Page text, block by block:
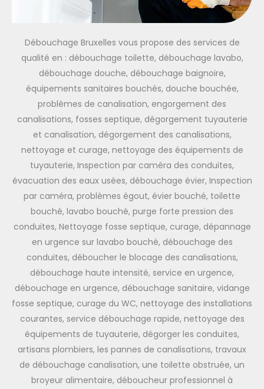
Débouchage Bruxelles vous propose des services de
qualité en : débouchage toilette, débouchage lavabo,
débouchage douche, débouchage baignoire,
équipements sanitaires bouchés, douche bouchée,
problèmes de canalisation, engorgement des
canalisations, fosses septique, dégorgement tuyauterie
et canalisation, dégorgement des canalisations,
nettoyage et curage, nettoyage des équipements de
tuyauterie, Inspection par caméra des conduites,
évacuation des eaux usées, débouchage évier, Inspection
par caméra, problèmes égout, évier bouché, toilette
bouché, lavabo bouché, purge forte pression des
conduites, Nettoyage fosse septique, curage, dépannage
en urgence sur lavabo bouché, débouchage des
conduites, déboucher le blocage des canalisations,
débouchage haute intensité, service en urgence,
débouchage en urgence, débouchage sanitaire, vidange
fosse septique, curage du WC, nettoyage des installations
courantes, service débouchage rapide, nettoyage des
équipements de tuyauterie, dégorger les conduites,
artisans plombiers, les pannes de canalisations, travaux
de débouchage canalisation, une toilette obstruée, un
broyeur alimentaire, déboucheur professionnel à